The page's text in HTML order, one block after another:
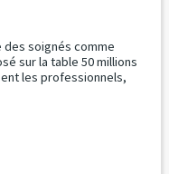
soignés comme
sur la table 50 millions
les professionnels,